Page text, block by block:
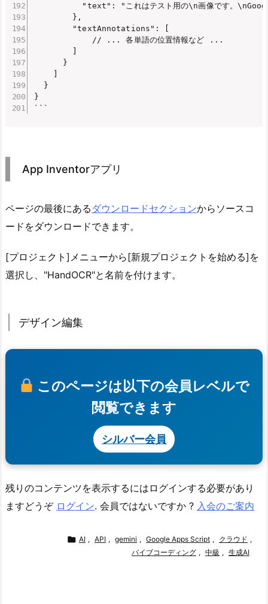
"text": "これはテスト用の\n画像です。
        },
        "textAnnotations": [
            // ... 各単語の位置情報など ...
        ]
      }
    ]
  }
}
```
App Inventorアプリ
ページの最後にある ダウンロードセクションからソースコ
ードをダウンロードできます。
[プロジェクト]メニューから[新規プロジェクトを始める]を
選択し、"HandOCR"と名前を付けます。
デザイン編集
このページは以下の会員レベルで
閲覧できます
シルバー会員
残りのコンテンツを表示するにはログインする必要があり
ますどうぞ ログイン. 会員ではないですか ? 入会のご案内
 AI , API , gemini , Google Apps Script , クラウド ,
バイブコーディング , 中級 , 生成AI